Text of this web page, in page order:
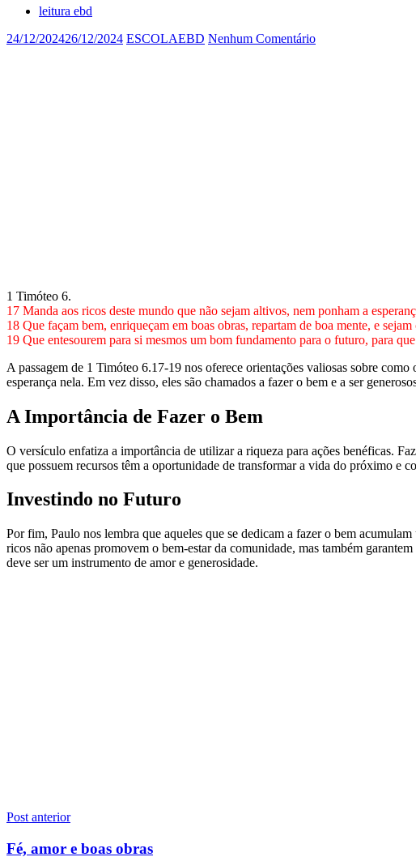
leitura ebd
24/12/202426/12/2024 ESCOLAEBD Nenhum Comentário
1 Timóteo 6.
17 Manda aos ricos deste mundo que não sejam altivos, nem ponham a
18 Que façam bem, enriqueçam em boas obras, repartam de boa mente, e
19 Que entesourem para si mesmos um bom fundamento para o futuro, para
A passagem de 1 Timóteo 6.17-19 nos oferece orientações valiosas sobre
esperança nela. Em vez disso, eles são chamados a fazer o bem e a ser
A Importância de Fazer o Bem
O versículo enfatiza a importância de utilizar a riqueza para ações benéficas.
que possuem recursos têm a oportunidade de transformar a vida do próximo e
Investindo no Futuro
Por fim, Paulo nos lembra que aqueles que se dedicam a fazer o bem
ricos não apenas promovem o bem-estar da comunidade, mas também
deve ser um instrumento de amor e generosidade.
Navegação
de
Post anterior
Fé, amor e boas obras